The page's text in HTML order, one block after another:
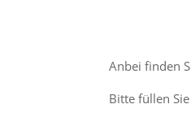
Anbei finden
Bitte füllen